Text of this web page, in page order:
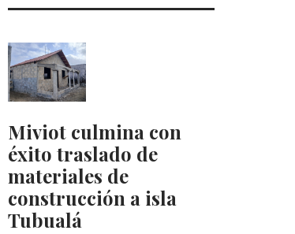
Miviot culmina con
éxito traslado de
materiales de
construcción a isla
Tubualá